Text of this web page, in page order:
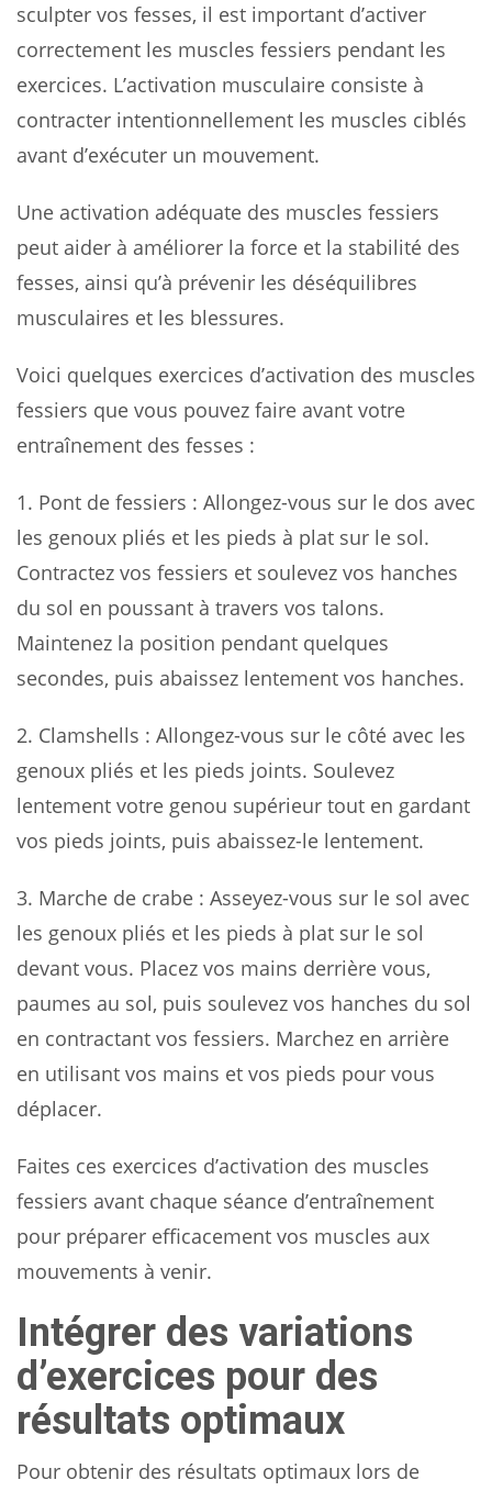
sculpter vos fesses, il est important d’activer
correctement les muscles fessiers pendant les
exercices. L’activation musculaire consiste à
contracter intentionnellement les muscles ciblés
avant d’exécuter un mouvement.
Une activation adéquate des muscles fessiers
peut aider à améliorer la force et la stabilité des
fesses, ainsi qu’à prévenir les déséquilibres
musculaires et les blessures.
Voici quelques exercices d’activation des muscles
fessiers que vous pouvez faire avant votre
entraînement des fesses :
1. Pont de fessiers : Allongez-vous sur le dos avec
les genoux pliés et les pieds à plat sur le sol.
Contractez vos fessiers et soulevez vos hanches
du sol en poussant à travers vos talons.
Maintenez la position pendant quelques
secondes, puis abaissez lentement vos hanches.
2. Clamshells : Allongez-vous sur le côté avec les
genoux pliés et les pieds joints. Soulevez
lentement votre genou supérieur tout en gardant
vos pieds joints, puis abaissez-le lentement.
3. Marche de crabe : Asseyez-vous sur le sol avec
les genoux pliés et les pieds à plat sur le sol
devant vous. Placez vos mains derrière vous,
paumes au sol, puis soulevez vos hanches du sol
en contractant vos fessiers. Marchez en arrière
en utilisant vos mains et vos pieds pour vous
déplacer.
Faites ces exercices d’activation des muscles
fessiers avant chaque séance d’entraînement
pour préparer efficacement vos muscles aux
mouvements à venir.
Intégrer des variations
d’exercices pour des
résultats optimaux
Pour obtenir des résultats optimaux lors de